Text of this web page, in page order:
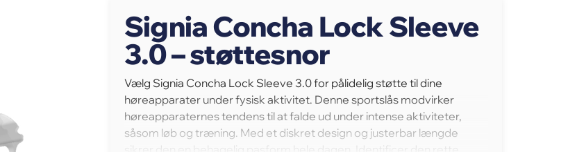
Signia Concha Lock Sleeve
3.0 – støttesnor
Vælg Signia Concha Lock Sleeve 3.0 for pålidelig støtte til dine
høreapparater under fysisk aktivitet. Denne sportslås modvirker
høreapparaternes tendens til at falde ud under intense aktiviteter,
såsom løb og træning. Med et diskret design og justerbar længde